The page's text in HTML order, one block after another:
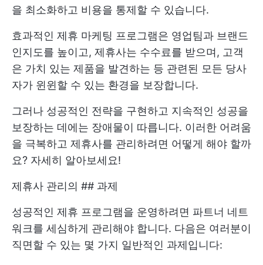
을 최소화하고 비용을 통제할 수 있습니다.
효과적인 제휴 마케팅 프로그램은 영업팀과 브랜드
인지도를 높이고, 제휴사는 수수료를 받으며, 고객
은 가치 있는 제품을 발견하는 등 관련된 모든 당사
자가 윈윈할 수 있는 환경을 보장합니다.
그러나 성공적인 전략을 구현하고 지속적인 성공을
보장하는 데에는 장애물이 따릅니다. 이러한 어려움
을 극복하고 제휴사를 관리하려면 어떻게 해야 할까
요? 자세히 알아보세요!
제휴사 관리의 ## 과제
성공적인 제휴 프로그램을 운영하려면 파트너 네트
워크를 세심하게 관리해야 합니다. 다음은 여러분이
직면할 수 있는 몇 가지 일반적인 과제입니다: